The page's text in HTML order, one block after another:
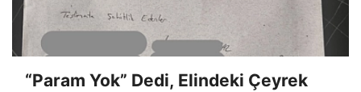
“Param Yok” Dedi, Elindeki Çeyrek